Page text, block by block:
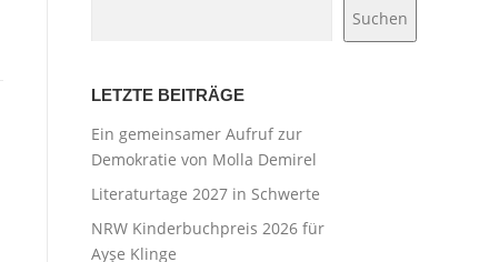
Suchen
LETZTE BEITRÄGE
Ein gemeinsamer Aufruf zur
Demokratie von Molla Demirel
Literaturtage 2027 in Schwerte
NRW Kinderbuchpreis 2026 für
Ayşe Klinge